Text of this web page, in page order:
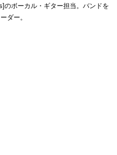
のボーカル・ギター担当。バンドを
ダー。